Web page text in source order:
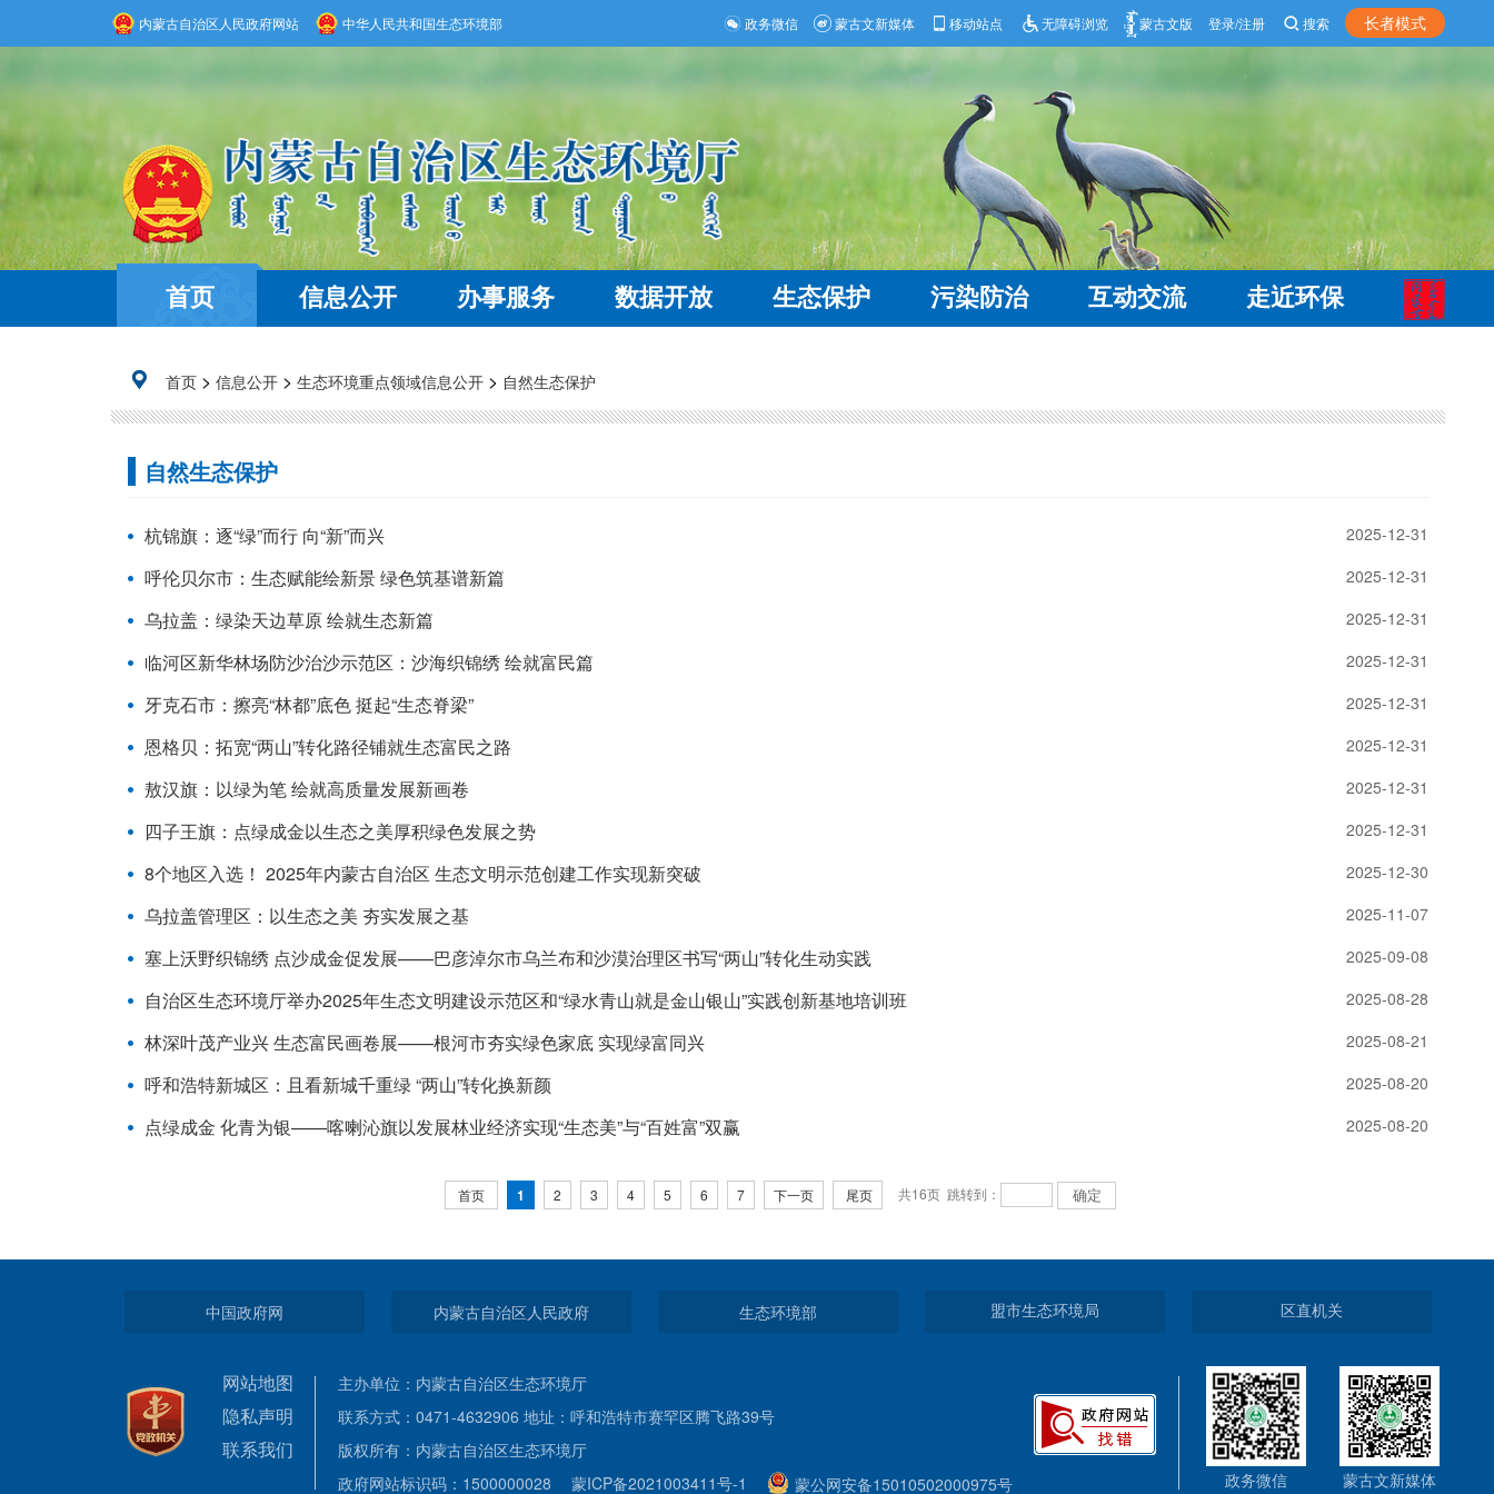
内蒙古自治区人民政府网站 中华人民共和国生态环境部 政务微信 蒙古文新媒体 移动站点 无障碍浏览 蒙古文版 登录/注册 搜索 长者模式
首页 信息公开 办事服务 数据开放 生态保护 污染防治 互动交流 走近环保
首页 > 信息公开 > 生态环境重点领域信息公开 > 自然生态保护
自然生态保护
杭锦旗：逐“绿”而行 向“新”而兴 2025-12-31
呼伦贝尔市：生态赋能绘新景 绿色筑基谱新篇 2025-12-31
乌拉盖：绿染天边草原 绘就生态新篇 2025-12-31
临河区新华林场防沙治沙示范区：沙海织锦绣 绘就富民篇 2025-12-31
牙克石市：擦亮“林都”底色 挺起“生态脊梁” 2025-12-31
恩格贝：拓宽“两山”转化路径铺就生态富民之路 2025-12-31
敖汉旗：以绿为笔 绘就高质量发展新画卷 2025-12-31
四子王旗：点绿成金以生态之美厚积绿色发展之势 2025-12-31
8个地区入选！ 2025年内蒙古自治区 生态文明示范创建工作实现新突破 2025-12-30
乌拉盖管理区：以生态之美 夯实发展之基 2025-11-07
塞上沃野织锦绣 点沙成金促发展——巴彦淖尔市乌兰布和沙漠治理区书写“两山”转化生动实践 2025-09-08
自治区生态环境厅举办2025年生态文明建设示范区和“绿水青山就是金山银山”实践创新基地培训班 2025-08-28
林深叶茂产业兴 生态富民画卷展——根河市夯实绿色家底 实现绿富同兴 2025-08-21
呼和浩特新城区：且看新城千重绿 “两山”转化换新颜 2025-08-20
点绿成金 化青为银——喀喇沁旗以发展林业经济实现“生态美”与“百姓富”双赢 2025-08-20
首页 1 2 3 4 5 6 7 下一页 尾页 共16页 跳转到：
中国政府网 内蒙古自治区人民政府 生态环境部 盟市生态环境局 区直机关
网站地图
隐私声明
联系我们
主办单位：内蒙古自治区生态环境厅
联系方式：0471-4632906 地址：呼和浩特市赛罕区腾飞路39号
版权所有：内蒙古自治区生态环境厅
政府网站标识码：1500000028
蒙ICP备2021003411号-1 蒙公网安备15010502000975号 政务微信 蒙古文新媒体